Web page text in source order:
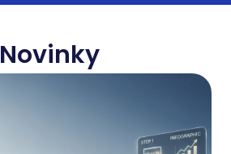
Novinky